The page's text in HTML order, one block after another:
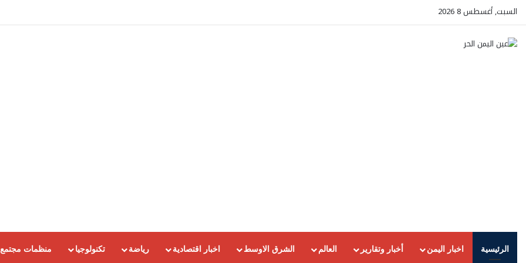
السبت, أغسطس 8 2026
الرئيسية اخبار اليمن أخبار وتقارير العالم الشرق الاوسط اخبار اقتصادية رياضة تكنولوجيا منظمات